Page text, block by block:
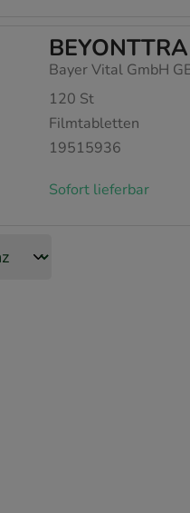
Bayer Vital GmbH
120 St
Filmtabletten
19515936
Sofort lieferbar